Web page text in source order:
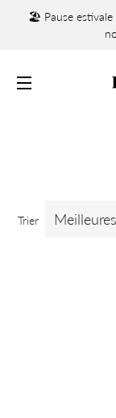
🏖️ Pause estivale
Trier